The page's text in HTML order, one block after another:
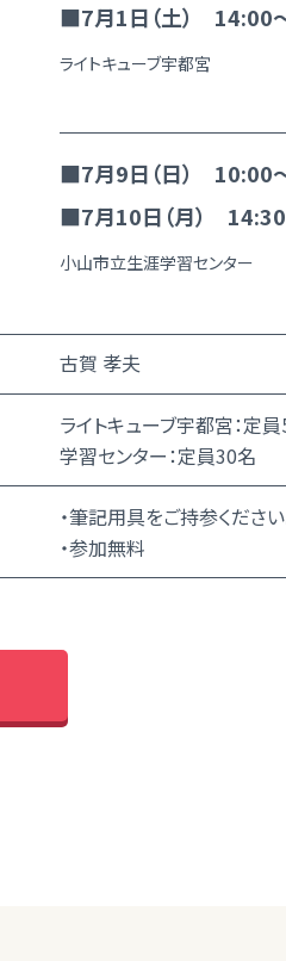
■7月1日（土） 14:00
ライトキューブ宇都宮
■7月9日（日） 10:00
■7月10日（月）
小山市立生涯学習センター
古賀 孝夫
ライトキューブ宇都宮：
学習センター：定員30名
・筆記用具をご持参ください
・参加無料